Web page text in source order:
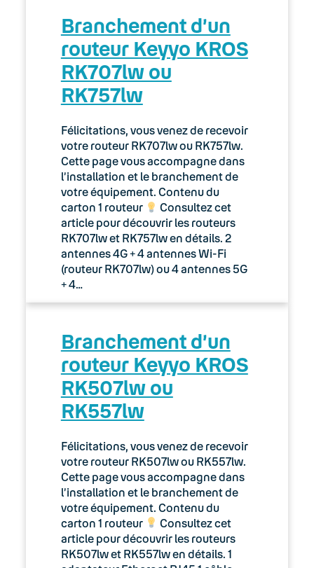
Gérer les accès, rôles et permissions
Manager
Le compte utilisateur Keyyo
Manager : Gestion des sites
Manager : Import de l’annuaire par
fichier CSV
Manager : Intégration des tickets de
support
Manager : Notifications d’évènements
Manager : Suivi des déploiements
Présentation de l’annuaire dans
l’espace client Manager
03. Accès Internet
04. Téléphonie fixe
05. Téléphonie Mobile
06. Cybersécurité
Keyyo Connect
Keyyo Visio
Branchement d’un
routeur Keyyo KROS
RK707lw ou
RK757lw
Félicitations, vous venez de recevoir
votre routeur RK707lw ou RK757lw.
Cette page vous accompagne dans
l’installation et le branchement de
votre équipement. Contenu du
carton 1 routeur
Consultez cet
article pour découvrir les routeurs
RK707lw et RK757lw en détails. 2
antennes 4G + 4 antennes Wi-Fi
(routeur RK707lw) ou 4 antennes 5G
+ 4…
Branchement d’un
routeur Keyyo KROS
RK507lw ou
RK557lw
Félicitations, vous venez de recevoir
votre routeur RK507lw ou RK557lw.
Cette page vous accompagne dans
l’installation et le branchement de
votre équipement. Contenu du
carton 1 routeur
Consultez cet
article pour découvrir les routeurs
RK507lw et RK557lw en détails. 1